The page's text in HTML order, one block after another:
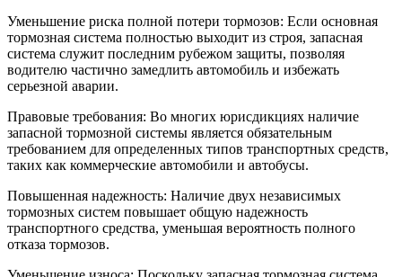
Уменьшение риска полной потери тормозов: Если основная
тормозная система полностью выходит из строя, запасная
система служит последним рубежом защиты, позволяя
водителю частично замедлить автомобиль и избежать
серьезной аварии.
Правовые требования: Во многих юрисдикциях наличие
запасной тормозной системы является обязательным
требованием для определенных типов транспортных средств,
таких как коммерческие автомобили и автобусы.
Повышенная надежность: Наличие двух независимых
тормозных систем повышает общую надежность
транспортного средства, уменьшая вероятность полного
отказа тормозов.